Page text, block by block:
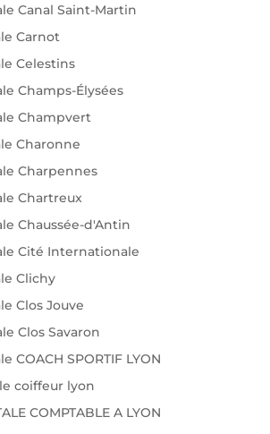
Canal Saint-Martin
Carnot
Celestins
Champs-Élysées
Champvert
Charonne
Charpennes
Chartreux
Chaussée-d'Antin
Cité Internationale
Clichy
Clos Jouve
Clos Savaron
COACH SPORTIF LYON
coiffeur lyon
COMPTABLE A LYON